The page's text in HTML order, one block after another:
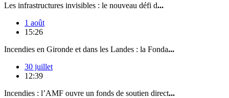
Les infrastructures invisibles : le nouveau défi d...
1 août
15:26
Incendies en Gironde et dans les Landes : la Fonda...
30 juillet
12:39
Incendies : l’AMF ouvre un fonds de soutien direct...